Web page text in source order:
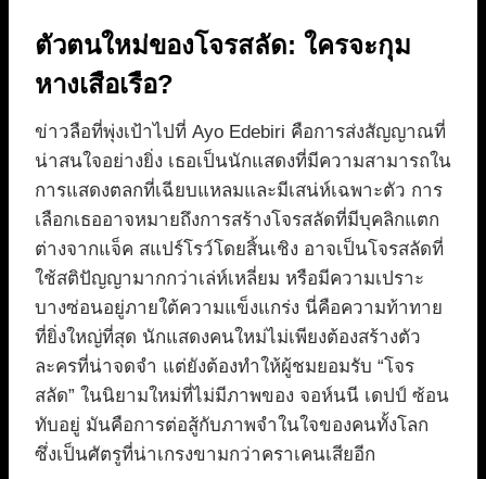
ตัวตนใหม่ของโจรสลัด: ใครจะกุม
หางเสือเรือ?
ข่าวลือที่พุ่งเป้าไปที่ Ayo Edebiri คือการส่งสัญญาณที่
น่าสนใจอย่างยิ่ง เธอเป็นนักแสดงที่มีความสามารถใน
การแสดงตลกที่เฉียบแหลมและมีเสน่ห์เฉพาะตัว การ
เลือกเธออาจหมายถึงการสร้างโจรสลัดที่มีบุคลิกแตก
ต่างจากแจ็ค สแปร์โรว์โดยสิ้นเชิง อาจเป็นโจรสลัดที่
ใช้สติปัญญามากกว่าเล่ห์เหลี่ยม หรือมีความเปราะ
บางซ่อนอยู่ภายใต้ความแข็งแกร่ง นี่คือความท้าทาย
ที่ยิ่งใหญ่ที่สุด นักแสดงคนใหม่ไม่เพียงต้องสร้างตัว
ละครที่น่าจดจำ แต่ยังต้องทำให้ผู้ชมยอมรับ “โจร
สลัด” ในนิยามใหม่ที่ไม่มีภาพของ จอห์นนี เดปป์ ซ้อน
ทับอยู่ มันคือการต่อสู้กับภาพจำในใจของคนทั้งโลก
ซึ่งเป็นศัตรูที่น่าเกรงขามกว่าคราเคนเสียอีก